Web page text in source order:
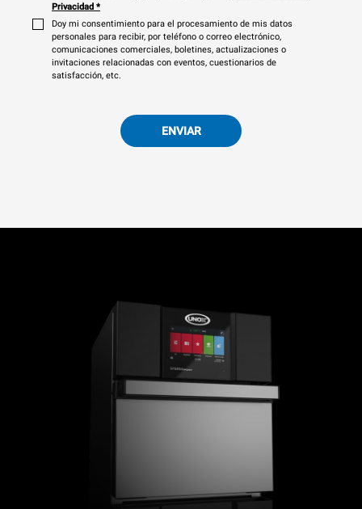
Privacidad *
Doy mi consentimiento para el procesamiento de mis datos
personales para recibir, por teléfono o correo electrónico,
comunicaciones comerciales, boletines, actualizaciones o
invitaciones relacionadas con eventos, cuestionarios de
satisfacción, etc.
ENVIAR